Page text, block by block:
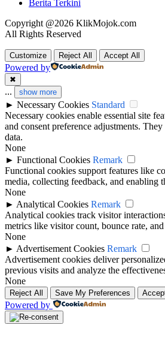
Berita Terkini
Copyright @2026 KlikMojok.com
All Rights Reserved
Customize Reject All Accept All
Powered by
✖
... show more
► Necessary Cookies Standard
Necessary cookies enable essential site
and consent preference adjustments.
data.
None
► Functional Cookies Remark
Functional cookies support features like
media, collecting feedback, and enabling
None
► Analytical Cookies Remark
Analytical cookies track visitor
metrics like visitor count, bounce rate,
None
► Advertisement Cookies Remark
Advertisement cookies deliver
previous visits and analyze the
None
Reject All Save My Preferences
Powered by